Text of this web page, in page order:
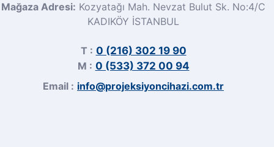
Mağaza Adresi: Kozyatağı Mah. Nevzat Bulut Sk. No:4/C
KADIKÖY İSTANBUL
T : 0 (216) 302 19 90
M : 0 (533) 372 00 94
Email : info@projeksiyoncihazi.com.tr